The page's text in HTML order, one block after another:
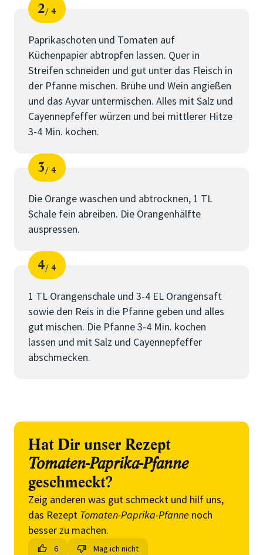
Schritt
2
von
4
Paprikaschoten und Tomaten auf
Küchenpapier abtropfen lassen. Quer in
Streifen schneiden und gut unter das Fleisch in
der Pfanne mischen. Brühe und Wein angießen
und das Ayvar untermischen. Alles mit Salz und
Cayennepfeffer würzen und bei mittlerer Hitze
3-4 Min. kochen.
Schritt
3
von
4
Die Orange waschen und abtrocknen, 1 TL
Schale fein abreiben. Die Orangenhälfte
auspressen.
Schritt
4
von
4
1 TL Orangenschale und 3-4 EL Orangensaft
sowie den Reis in die Pfanne geben und alles
gut mischen. Die Pfanne 3-4 Min. kochen
lassen und mit Salz und Cayennepfeffer
abschmecken.
Hat Dir unser Rezept
Tomaten-Paprika-Pfanne
geschmeckt?
Zeig anderen was gut schmeckt und hilf uns,
das Rezept Tomaten-Paprika-Pfanne noch
besser zu machen.
6 Mag ich nicht